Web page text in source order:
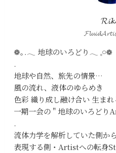
❁｡.𓂃 地球のいろどり𓂃 𓈒𓏸❁
.
地球や自然、旅先の情景…
風の流れ、液体のゆらめき
色彩 織り成し融け合い 生まれ
一期一会の " 地球のいろどり
.
流体力学を解析していた側から
表現する側・Artistへの転身